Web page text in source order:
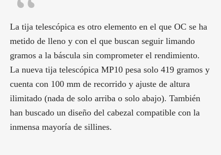
La tija telescópica es otro elemento en el que OC se ha
metido de lleno y con el que buscan seguir limando
gramos a la báscula sin comprometer el rendimiento.
La nueva tija telescópica MP10 pesa solo 419 gramos y
cuenta con 100 mm de recorrido y ajuste de altura
ilimitado (nada de solo arriba o solo abajo). También
han buscado un diseño del cabezal compatible con la
inmensa mayoría de sillines.